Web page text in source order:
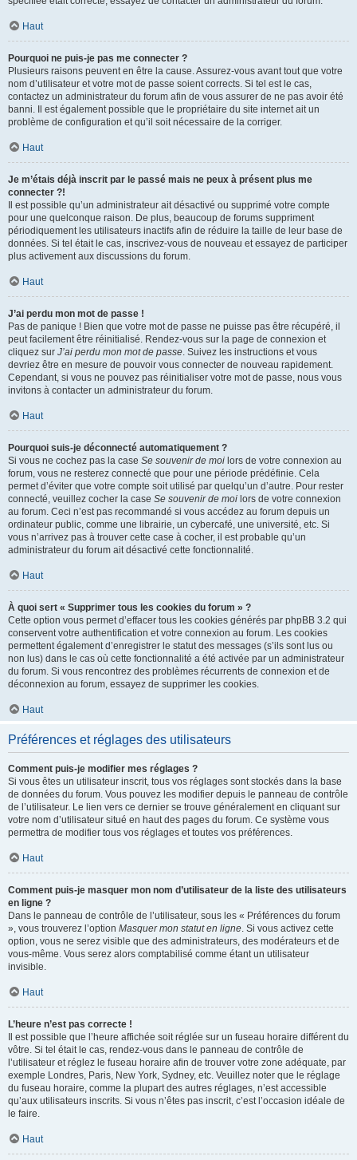
Haut
Pourquoi ne puis-je pas me connecter ?
Plusieurs raisons peuvent en être la cause. Assurez-vous avant tout que votre
nom d’utilisateur et votre mot de passe soient corrects. Si tel est le cas,
contactez un administrateur du forum afin de vous assurer de ne pas avoir été
banni. Il est également possible que le propriétaire du site internet ait un
problème de configuration et qu’il soit nécessaire de la corriger.
Haut
Je m’étais déjà inscrit par le passé mais ne peux à présent plus me
connecter ?!
Il est possible qu’un administrateur ait désactivé ou supprimé votre compte
pour une quelconque raison. De plus, beaucoup de forums suppriment
périodiquement les utilisateurs inactifs afin de réduire la taille de leur base de
données. Si tel était le cas, inscrivez-vous de nouveau et essayez de participer
plus activement aux discussions du forum.
Haut
J’ai perdu mon mot de passe !
Pas de panique ! Bien que votre mot de passe ne puisse pas être récupéré, il
peut facilement être réinitialisé. Rendez-vous sur la page de connexion et
cliquez sur J’ai perdu mon mot de passe. Suivez les instructions et vous
devriez être en mesure de pouvoir vous connecter de nouveau rapidement.
Cependant, si vous ne pouvez pas réinitialiser votre mot de passe, nous vous
invitons à contacter un administrateur du forum.
Haut
Pourquoi suis-je déconnecté automatiquement ?
Si vous ne cochez pas la case Se souvenir de moi lors de votre connexion au
forum, vous ne resterez connecté que pour une période prédéfinie. Cela
permet d’éviter que votre compte soit utilisé par quelqu’un d’autre. Pour rester
connecté, veuillez cocher la case Se souvenir de moi lors de votre connexion
au forum. Ceci n’est pas recommandé si vous accédez au forum depuis un
ordinateur public, comme une librairie, un cybercafé, une université, etc. Si
vous n’arrivez pas à trouver cette case à cocher, il est probable qu’un
administrateur du forum ait désactivé cette fonctionnalité.
Haut
À quoi sert « Supprimer tous les cookies du forum » ?
Cette option vous permet d’effacer tous les cookies générés par phpBB 3.2 qui
conservent votre authentification et votre connexion au forum. Les cookies
permettent également d’enregistrer le statut des messages (s’ils sont lus ou
non lus) dans le cas où cette fonctionnalité a été activée par un administrateur
du forum. Si vous rencontrez des problèmes récurrents de connexion et de
déconnexion au forum, essayez de supprimer les cookies.
Haut
Préférences et réglages des utilisateurs
Comment puis-je modifier mes réglages ?
Si vous êtes un utilisateur inscrit, tous vos réglages sont stockés dans la base
de données du forum. Vous pouvez les modifier depuis le panneau de contrôle
de l’utilisateur. Le lien vers ce dernier se trouve généralement en cliquant sur
votre nom d’utilisateur situé en haut des pages du forum. Ce système vous
permettra de modifier tous vos réglages et toutes vos préférences.
Haut
Comment puis-je masquer mon nom d’utilisateur de la liste des utilisateurs
en ligne ?
Dans le panneau de contrôle de l’utilisateur, sous les « Préférences du forum
», vous trouverez l’option Masquer mon statut en ligne. Si vous activez cette
option, vous ne serez visible que des administrateurs, des modérateurs et de
vous-même. Vous serez alors comptabilisé comme étant un utilisateur
invisible.
Haut
L’heure n’est pas correcte !
Il est possible que l’heure affichée soit réglée sur un fuseau horaire différent du
vôtre. Si tel était le cas, rendez-vous dans le panneau de contrôle de
l’utilisateur et réglez le fuseau horaire afin de trouver votre zone adéquate, par
exemple Londres, Paris, New York, Sydney, etc. Veuillez noter que le réglage
du fuseau horaire, comme la plupart des autres réglages, n’est accessible
qu’aux utilisateurs inscrits. Si vous n’êtes pas inscrit, c’est l’occasion idéale de
le faire.
Haut